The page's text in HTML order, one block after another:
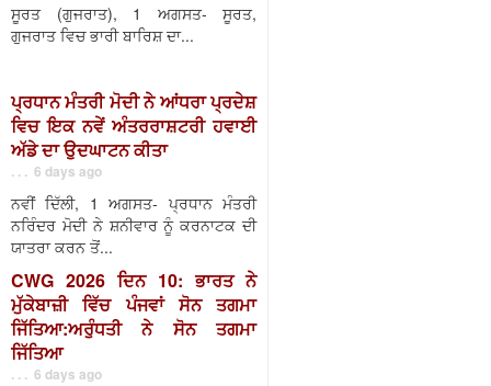
ਸੂਰਤ (ਗੁਜਰਾਤ), 1 ਅਗਸਤ- ਸੂਰਤ,
ਗੁਜਰਾਤ ਵਿਚ ਭਾਰੀ ਬਾਰਿਸ਼ ਦਾ...
ਪ੍ਰਧਾਨ ਮੰਤਰੀ ਮੋਦੀ ਨੇ ਆਂਧਰਾ ਪ੍ਰਦੇਸ਼
ਵਿਚ ਇਕ ਨਵੇਂ ਅੰਤਰਰਾਸ਼ਟਰੀ ਹਵਾਈ
ਅੱਡੇ ਦਾ ਉਦਘਾਟਨ ਕੀਤਾ
. . . 6 days ago
ਨਵੀਂ ਦਿੱਲੀ, 1 ਅਗਸਤ- ਪ੍ਰਧਾਨ ਮੰਤਰੀ
ਨਰਿੰਦਰ ਮੋਦੀ ਨੇ ਸ਼ਨੀਵਾਰ ਨੂੰ ਕਰਨਾਟਕ ਦੀ
ਯਾਤਰਾ ਕਰਨ ਤੋਂ...
CWG 2026 ਦਿਨ 10: ਭਾਰਤ ਨੇ
ਮੁੱਕੇਬਾਜ਼ੀ ਵਿੱਚ ਪੰਜਵਾਂ ਸੋਨ ਤਗਮਾ
ਜਿੱਤਿਆ:ਅਰੁੰਧਤੀ ਨੇ ਸੋਨ ਤਗਮਾ
ਜਿੱਤਿਆ
. . . 6 days ago